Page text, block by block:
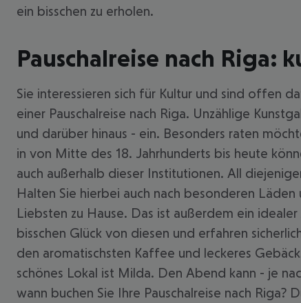
ein bisschen zu erholen.
Pauschalreise nach Riga:
Sie interessieren sich für Kultur und sind offen
einer Pauschalreise nach Riga. Unzählige
und darüber hinaus - ein. Besonders raten
in von Mitte des 18. Jahrhunderts bis heute
auch außerhalb dieser Institutionen. All
Halten Sie hierbei auch nach besonderen
Liebsten zu Hause. Das ist außerdem ein
bisschen Glück von diesen und erfahren
den aromatischsten Kaffee und leckeres
schönes Lokal ist Milda. Den Abend kann - je
wann buchen Sie Ihre Pauschalreise nach